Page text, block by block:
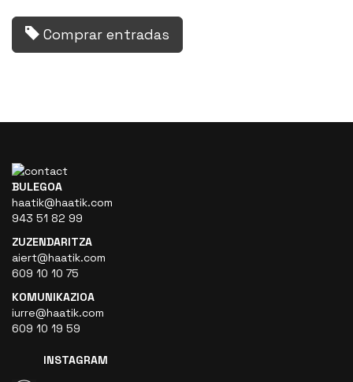
Comprar entradas
BULEGOA
haatik@haatik.com
943 51 82 99
ZUZENDARITZA
aiert@haatik.com
609 10 10 75
KOMUNIKAZIOA
iurre@haatik.com
609 10 19 59
INSTAGRAM